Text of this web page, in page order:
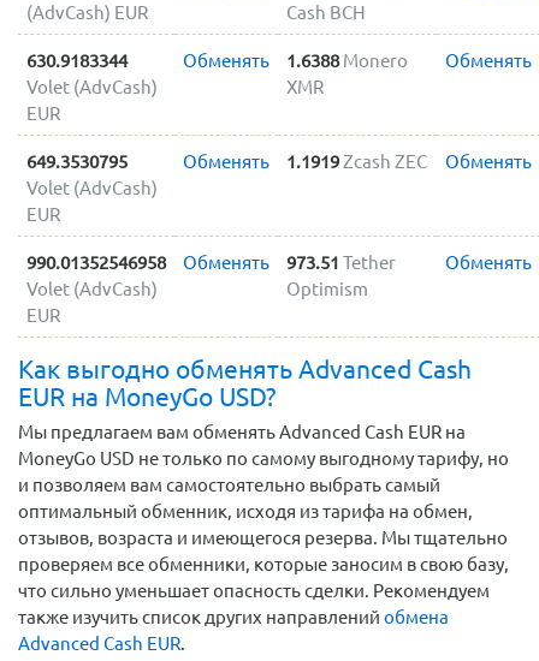
(AdvCash) EUR
Cash BCH
630.9183344
Volet (AdvCash)
EUR
Обменять 1.6388 Monero
XMR
Обменять
649.3530795
Volet (AdvCash)
EUR
Обменять 1.1919Zcash ZEC Обменять
990.01352546958
Volet (AdvCash)
EUR
Обменять 973.51 Tether
Optimism
Обменять
Как выгодно обменять Advanced Cash
EUR на MoneyGo USD?
Мы предлагаем вам обменять Advanced Cash EUR на
MoneyGo USD не только по самому выгодному тарифу, но
и позволяем вам самостоятельно выбрать самый
оптимальный обменник, исходя из тарифа на обмен,
отзывов, возраста и имеющегося резерва. Мы тщательно
проверяем все обменники, которые заносим в свою базу,
что сильно уменьшает опасность сделки. Рекомендуем
также изучить список других направлений обмена
Advanced Cash EUR.